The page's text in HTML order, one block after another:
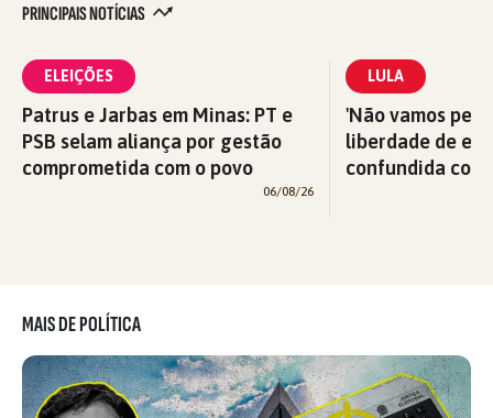
PRINCIPAIS NOTÍCIAS
ELEIÇÕES
Patrus e Jarbas em Minas: PT e
PSB selam aliança por gestão
comprometida com o povo
06/08/26
LULA
'Não vamos
liberdade de
confundida
MAIS DE POLÍTICA